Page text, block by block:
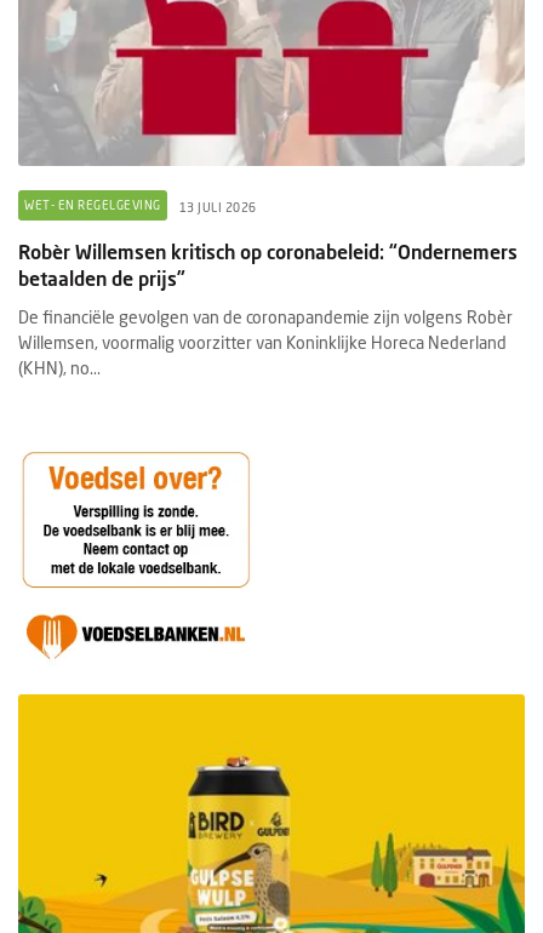
WET- EN REGELGEVING 13 JULI 2026
Robèr Willemsen kritisch op coronabeleid: “Ondernemers
betaalden de prijs”
De financiële gevolgen van de coronapandemie zijn volgens Robèr
Willemsen, voormalig voorzitter van Koninklijke Horeca Nederland
(KHN), no...